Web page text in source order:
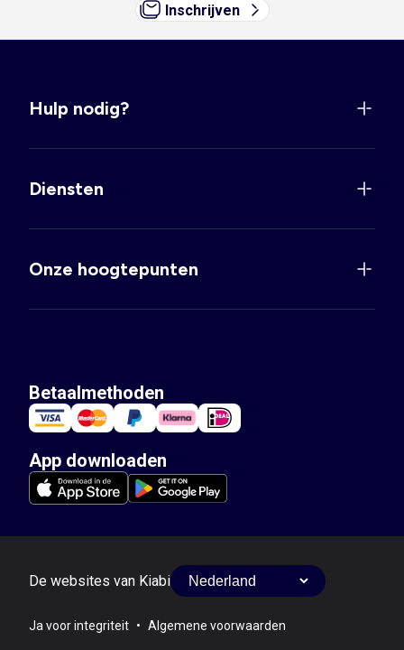
Inschrijven
Hulp nodig?
Diensten
Onze hoogtepunten
Betaalmethoden
App downloaden
De websites van Kiabi
Ja voor integriteit • Algemene voorwaarden